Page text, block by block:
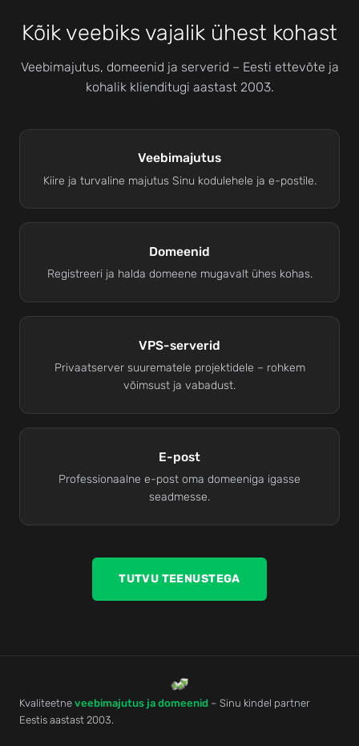
Kõik veebiks vajalik ühest kohast
Veebimajutus, domeenid ja serverid – Eesti ettevõte ja
kohalik klienditugi aastast 2003.
Veebimajutus
Kiire ja turvaline majutus Sinu kodulehele ja e-postile.
Domeenid
Registreeri ja halda domeene mugavalt ühes kohas.
VPS-serverid
Privaatserver suurematele projektidele – rohkem
võimsust ja vabadust.
E-post
Professionaalne e-post oma domeeniga igasse
seadmesse.
TUTVU TEENUSTEGA
Kvaliteetne veebimajutus ja domeenid – Sinu kindel partner
Eestis aastast 2003.